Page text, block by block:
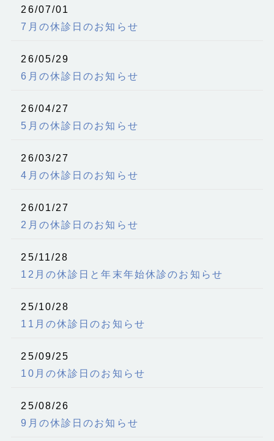
26/07/01
7月の休診日のお知らせ
26/05/29
6月の休診日のお知らせ
26/04/27
5月の休診日のお知らせ
26/03/27
4月の休診日のお知らせ
26/01/27
2月の休診日のお知らせ
25/11/28
12月の休診日と年末年始休診のお知らせ
25/10/28
11月の休診日のお知らせ
25/09/25
10月の休診日のお知らせ
25/08/26
9月の休診日のお知らせ